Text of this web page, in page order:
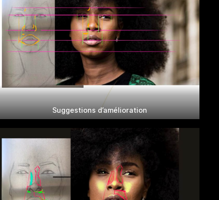
Suggestions d’amélioration